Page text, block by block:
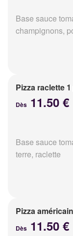
Base sauce
champignons,
Pizza raclette
Dès 11.50 €
Base sauce
terre, raclette
Pizza
Dès 11.50 €